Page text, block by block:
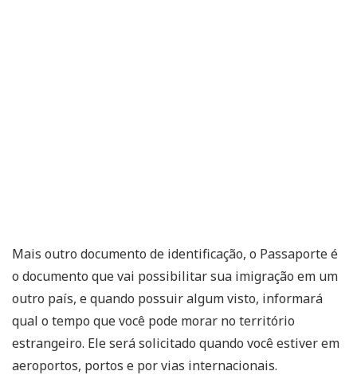
Mais outro documento de identificação, o Passaporte é
o documento que vai possibilitar sua imigração em um
outro país, e quando possuir algum visto, informará
qual o tempo que você pode morar no território
estrangeiro. Ele será solicitado quando você estiver em
aeroportos, portos e por vias internacionais.